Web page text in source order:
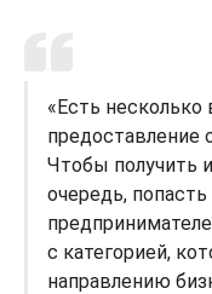
«Есть
предоставление
Чтобы получить
очередь,
с категорией,
направлению